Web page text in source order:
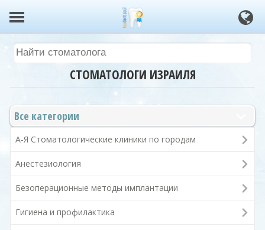
СТОМАТОЛОГИ ИЗРАИЛЯ
Все категории
А-Я Стоматологические клиники по городам
Анестезиология
Безоперационные методы имплантации
Гигиена и профилактика